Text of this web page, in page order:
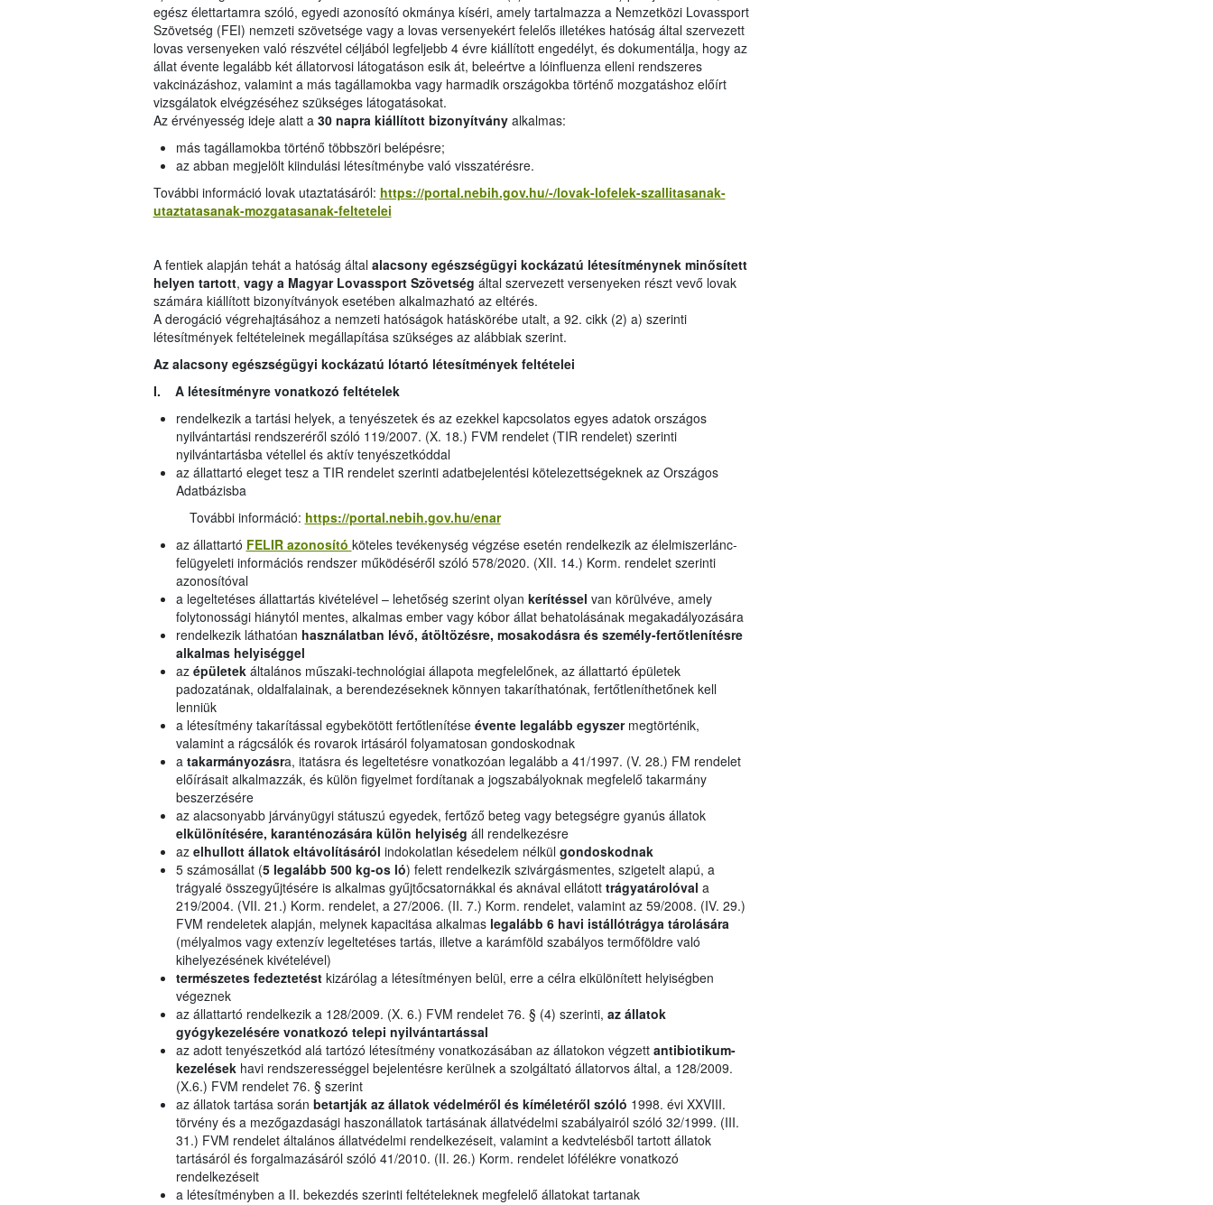
egész élettartamra szóló, egyedi azonosító okmánya kíséri, amely tartalmazza a Nemzetközi Lovassport
Szövetség (FEI) nemzeti szövetsége vagy a lovas versenyekért felelős illetékes hatóság által szervezett
lovas versenyeken való részvétel céljából legfeljebb 4 évre kiállított engedélyt, és dokumentálja, hogy az
állat évente legalább két állatorvosi látogatáson esik át, beleértve a lóinfluenza elleni rendszeres
vakcinázáshoz, valamint a más tagállamokba vagy harmadik országokba történő mozgatáshoz előírt
vizsgálatok elvégzéséhez szükséges látogatásokat.
Az érvényesség ideje alatt a 30 napra kiállított bizonyítványalkalmas:
más tagállamokba történő többszöri belépésre;
az abban megjelölt kiindulási létesítménybe való visszatérésre.
További információ lovak utaztatásáról: https://portal.nebih.gov.hu/-/lovak-lofelek-szallitasanak-
utaztatasanak-mozgatasanak-feltetelei
A fentiek alapján tehát a hatóság által alacsony egészségügyi kockázatú létesítménynek minősített
helyen tartott, vagy a Magyar Lovassport Szövetség által szervezett versenyeken részt vevő lovak
számára kiállított bizonyítványok esetében alkalmazható az eltérés.
A derogáció végrehajtásához a nemzeti hatóságok hatáskörébe utalt, a 92. cikk (2) a) szerinti
létesítmények feltételeinek megállapítása szükséges az alábbiak szerint.
Az alacsony egészségügyi kockázatú lótartó létesítmények feltételei
I. A létesítményre vonatkozó feltételek
rendelkezik a tartási helyek, a tenyészetek és az ezekkel kapcsolatos egyes adatok országos
nyilvántartási rendszeréről szóló 119/2007. (X. 18.) FVM rendelet (TIR rendelet) szerinti
nyilvántartásba vétellel és aktív tenyészetkóddal
az állattartó eleget tesz a TIR rendelet szerinti adatbejelentési kötelezettségeknek az Országos
Adatbázisba
További információ: https://portal.nebih.gov.hu/enar
az állattartó FELIR azonosító köteles tevékenység végzése esetén rendelkezik az élelmiszerlánc-
felügyeleti információs rendszer működéséről szóló 578/2020. (XII. 14.) Korm. rendelet szerinti
azonosítóval
a legeltetéses állattartás kivételével – lehetőség szerint olyan kerítéssel van körülvéve, amely
folytonossági hiánytól mentes, alkalmas ember vagy kóbor állat behatolásának megakadályozására
rendelkezik láthatóan használatban lévő, átöltözésre, mosakodásra és személy-fertőtlenítésre
alkalmas helyiséggel
az épületek általános műszaki-technológiai állapota megfelelőnek, az állattartó épületek
padozatának, oldalfalainak, a berendezéseknek könnyen takaríthatónak, fertőtleníthetőnek kell
lenniük
a létesítmény takarítással egybekötött fertőtlenítése évente legalább egyszer megtörténik,
valamint a rágcsálók és rovarok irtásáról folyamatosan gondoskodnak
a takarmányozásra, itatásra és legeltetésre vonatkozóan legalább a 41/1997. (V. 28.) FM rendelet
előírásait alkalmazzák, és külön figyelmet fordítanak a jogszabályoknak megfelelő takarmány
beszerzésére
az alacsonyabb járványügyi státuszú egyedek, fertőző beteg vagy betegségre gyanús állatok
elkülönítésére, karanténozására külön helyiség áll rendelkezésre
az elhullott állatok eltávolításáról indokolatlan késedelem nélkül gondoskodnak
5 számosállat (5 legalább 500 kg-os ló) felett rendelkezik szivárgásmentes, szigetelt alapú, a
trágyalé összegyűjtésére is alkalmas gyűjtőcsatornákkal és aknával ellátott trágyatárolóval a
219/2004. (VII. 21.) Korm. rendelet, a 27/2006. (II. 7.) Korm. rendelet, valamint az 59/2008. (IV. 29.)
FVM rendeletek alapján, melynek kapacitása alkalmas legalább 6 havi istállótrágya tárolására
(mélyalmos vagy extenzív legeltetéses tartás, illetve a karámföld szabályos termőföldre való
kihelyezésének kivételével)
természetes fedeztetéstkizárólag a létesítményen belül, erre a célra elkülönített helyiségben
végeznek
az állattartó rendelkezik a 128/2009. (X. 6.) FVM rendelet 76. § (4) szerinti, az állatok
gyógykezelésére vonatkozó telepi nyilvántartással
az adott tenyészetkód alá tartózó létesítmény vonatkozásában az állatokon végzett antibiotikum-
kezelések havi rendszerességgel bejelentésre kerülnek a szolgáltató állatorvos által, a 128/2009.
(X.6.) FVM rendelet 76. § szerint
az állatok tartása során betartják az állatok védelméről és kíméletéről szóló 1998. évi XXVIII.
törvény és a mezőgazdasági haszonállatok tartásának állatvédelmi szabályairól szóló 32/1999. (III.
31.) FVM rendelet általános állatvédelmi rendelkezéseit, valamint a kedvtelésből tartott állatok
tartásáról és forgalmazásáról szóló 41/2010. (II. 26.) Korm. rendelet lófélékre vonatkozó
rendelkezéseit
a létesítményben a II. bekezdés szerinti feltételeknek megfelelő állatokat tartanak